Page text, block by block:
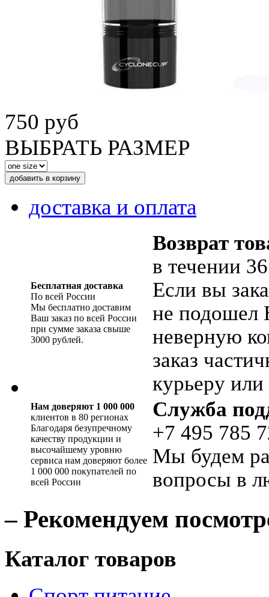
750 руб
ВЫБРАТЬ РАЗМЕР
доставка и оплата
Бесплатная доставка
По всей России
Мы бесплатно доставим
Ваш заказ по всей России
при сумме заказа свыше
3000 рублей.
Возврат
в течении
Если вы
не подошел
неверную
заказ
курьеру
Нам доверяют 1 000 000
клиентов в 80 регионах
Благодаря безупречному
качеству продукции и
высочайшему уровню
сервиса нам доверяют более
1 000 000 покупателей по
всей России
Служба
+7 495 785
Мы будем
вопросы в
– Рекомендуем
Каталог товаров